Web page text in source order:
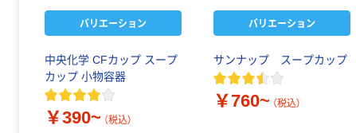
バリエーション
中央化学 CFカップ スープ
カップ 小物容器
￥390~ （税込）
バリエーション
サンナップ スープカップ
￥760~ （税込）